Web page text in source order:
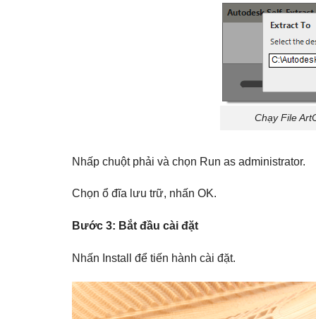
Chạy File
Nhấp chuột phải và chọn Run as administrator.
Chọn ổ đĩa lưu trữ, nhấn OK.
Bước 3: Bắt đầu cài đặt
Nhấn Install để tiến hành cài đặt.